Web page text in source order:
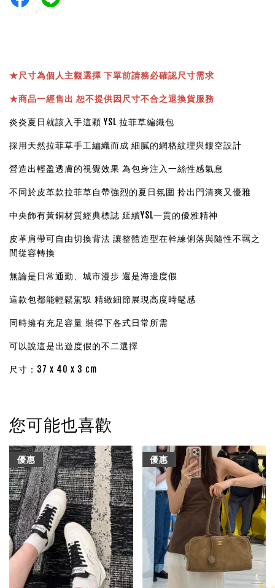
★尺寸為個人主觀選擇 下單前請務必確認尺寸需求
★商品一經售出 恕不提供因尺寸不合之退換貨服務
炎炎夏日就該入手這顆 YSL 拉菲草編織包
採用天然拉菲草手工編織而成 細膩的網格紋理與鏤空設計
營造出輕盈透膚的視覺效果 為包身注入一絲性感氣息
不同於皮革款拉菲草自帶強烈的夏日氛圍 拎出門清爽又優雅
中央飾有黃銅材質經典標誌 延續YSL一貫的優雅精神
皮革肩帶可自由切換背法 讓整體造型在幹練俐落與隨性不羈之
間從容轉換
無論是日常通勤、城市漫步 還是海邊度假
這款包都能輕鬆駕馭 精緻細節展現高度時髦感
同時擁有充足容量 裝得下各式日常所需
可以說這是出遊度假的不二選擇
尺寸：37 x 40 x 3 cm
您可能也喜歡
優惠 優惠